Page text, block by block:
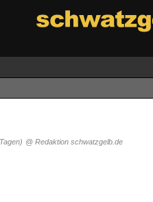
@ Redaktion schwatzgelb.de